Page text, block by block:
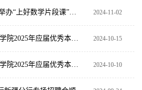
2024-11-02
2024-10-15
2024-10-10